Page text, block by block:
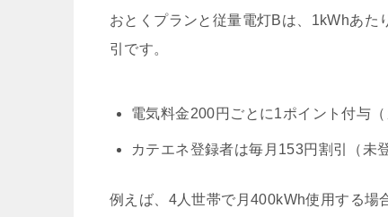
おとくプランと従量電灯Bは、1kWhあた
引です。
電気料金200円ごとに1ポイント付与（
カテエネ登録者は毎月153円割引（未
例えば、4人世帯で月400kWh使用する